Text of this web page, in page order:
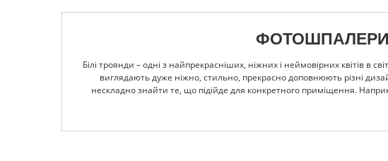
ФОТОШПАЛЕРИ
Білі троянди – одні з найпрекрасніших, ніжних і неймовірних квітів
виглядають дуже ніжно, стильно, прекрасно доповнюють різні
нескладно знайти те, що підійде для конкретного приміщення.
букет квітів або розарій. А для хай-тек, мінімалізму більше
шпалери дуже добре виглядатимуть в ампірі. Тут можна вибирати
фотографію, тоді для Вас фотошпалери з білими трояндами на